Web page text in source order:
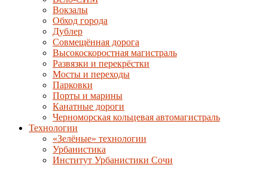
Вокзалы
Обход города
Дублер
Совмещённая дорога
Высокоскоростная магистраль
Развязки и перекрёстки
Мосты и переходы
Парковки
Порты и марины
Канатные дороги
Черноморская кольцевая автомагистраль
Технологии
«Зелёные» технологии
Урбанистика
Институт Урбанистики Сочи